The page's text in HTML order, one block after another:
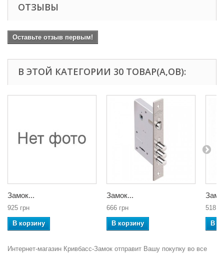
ОТЗЫВЫ
Оставьте отзыв первым!
В ЭТОЙ КАТЕГОРИИ 30 ТОВАР(А,ОВ):
Замок...
925 грн
В корзину
Замок...
666 грн
В корзину
518
В
Интернет-магазин Кривбасс-Замок отправит Вашу покупку во все